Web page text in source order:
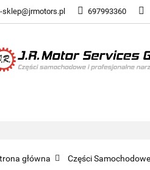
sklep@jrmotors.pl 697993360
UKŁADY
główna Części Samochodowe